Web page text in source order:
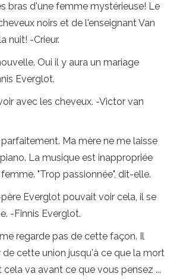
bras d'une femme mystérieuse! Le
noirs et de l'enseignant Van
nuit! -Crieur.
Oui il y aura un mariage
Everglot.
avec les cheveux. -Victor van
Ma mère ne me laisse
La musique est inappropriée
"Trop passionnée", dit-elle.
Everglot pouvait voir cela, il se
-Finnis Everglot.
regarde pas de cette façon. Il
de cette union jusqu'à ce que la mort
cela va avant ce que vous pensez ...